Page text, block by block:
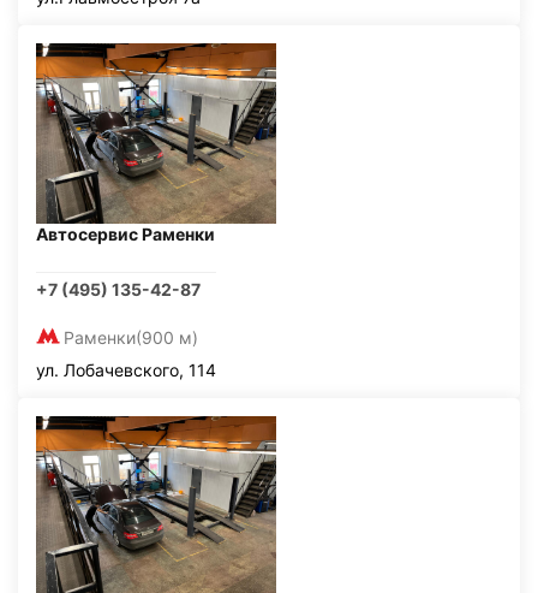
Автосервис Раменки
+7 (495) 135-42-87
Раменки(900 м)
ул. Лобачевского, 114